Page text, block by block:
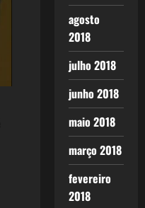
agosto
2018
julho 2018
junho 2018
maio 2018
março 2018
fevereiro
2018